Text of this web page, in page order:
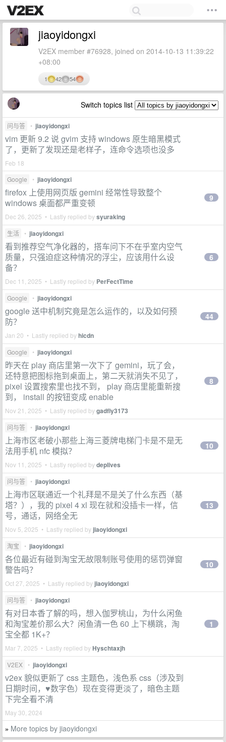
jiaoyidongxi
V2EX member #76928, joined on 2014-10-13 11:39:22
+08:00
1 42 54
Switch topics list
问与答 • jiaoyidongxi
vim 更新 9.2 说 gvim 支持 windows 原生暗黑模式
了，更新了发现还是老样子，连命令选项也没多
Feb 18
Google
• jiaoyidongxi
firefox 上使用网页版 gemini 经常性导致整个
windows 桌面都严重变顿
Dec 26, 2025 • Lastly replied bysyuraking
9
生活 • jiaoyidongxi
看到推荐空气净化器的，搭车问下不在乎室内空气
质量，只强迫症这种情况的浮尘，应该用什么设
备？
Dec 11, 2025 • Lastly replied by PerFectTime
6
Google • jiaoyidongxi
google 送中机制究竟是怎么运作的，以及如何预
防？
Jan 20 • Lastly replied byhicdn
44
Google • jiaoyidongxi
昨天在 play 商店里第一次下了 gemini，玩了会，
还特意把图标拖到桌面上，第二天就消失不见了，
pixel 设置搜索里也找不到， play 商店里能重新搜
到， install 的按钮变成 enable
Nov 21, 2025 • Lastly replied bygadfly3173
8
问与答 • jiaoyidongxi
上海市区老破小那些上海三菱牌电梯门卡是不是无
法用手机 nfc 模拟？
Nov 11, 2025 • Lastly replied bydeplives
10
问与答 • jiaoyidongxi
上海市区联通近一个礼拜是不是关了什么东西（基
塔？），我的 pixel 4 xl 现在就和没插卡一样，信
号，通话，网络全无
Nov 5, 2025 • Lastly replied by jiaoyidongxi
13
淘宝 • jiaoyidongxi
各位最近有碰到淘宝无故限制账号使用的惩罚弹窗
警告吗？
Oct 27, 2025 • Lastly replied by jiaoyidongxi
10
问与答 • jiaoyidongxi
有对日本香了解的吗，想入伽罗桃山，为什么闲鱼
和淘宝差价那么大？闲鱼清一色 60 上下横跳，淘
宝全都 1K+？
Mar 7, 2025 • Lastly replied byHyschtaxjh
1
V2EX • jiaoyidongxi
v2ex 貌似更新了 css 主题色，浅色系 css（涉及到
日期时间，♥️数字色）现在变得更淡了，暗色主题
下完全看不清
May 30, 2024
» More topics by jiaoyidongxi